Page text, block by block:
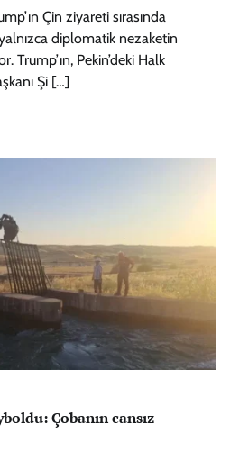
Çin ziyareti sırasında
diplomatik nezaketin
Trump’ın, Pekin’deki Halk
Şi […]
Çobanın cansız